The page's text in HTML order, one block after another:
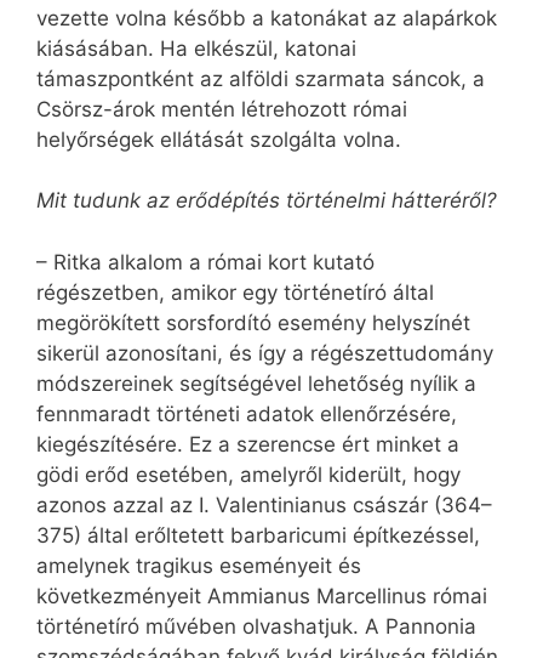
vezette volna később a katonákat az alapárkok
kiásásában. Ha elkészül, katonai
támaszpontként az alföldi szarmata sáncok, a
Csörsz-árok mentén létrehozott római
helyőrségek ellátását szolgálta volna.
Mit tudunk az erődépítés történelmi hátteréről?
– Ritka alkalom a római kort kutató
régészetben, amikor egy történetíró által
megörökített sorsfordító esemény helyszínét
sikerül azonosítani, és így a régészettudomány
módszereinek segítségével lehetőség nyílik a
fennmaradt történeti adatok ellenőrzésére,
kiegészítésére. Ez a szerencse ért minket a
gödi erőd esetében, amelyről kiderült, hogy
azonos azzal az I. Valentinianus császár (364–
375) által erőltetett barbaricumi építkezéssel,
amelynek tragikus eseményeit és
következményeit Ammianus Marcellinus római
történetíró művében olvashatjuk. A Pannonia